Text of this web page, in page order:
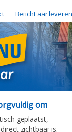
Bericht aanleveren
om
geplaatst,
zichtbaar is.